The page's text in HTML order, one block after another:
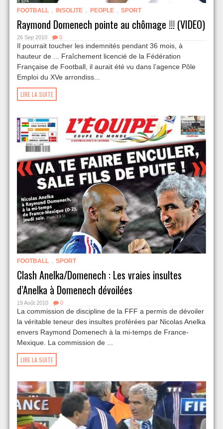
FOOTBALL , INSOLITE , PEOPLE , SPORT
Raymond Domenech pointe au chômage !!! (VIDEO)
26 Sep 2010 0
Il pourrait toucher les indemnités pendant 36 mois, à
hauteur de ... Fraîchement licencié de la Fédération
Française de Football, il aurait été vu dans l’agence Pôle
Emploi du XVe arrondiss...
LIRE LA SUITE
FOOTBALL , SPORT
Clash Anelka/Domenech : Les vraies insultes
d’Anelka à Domenech dévoilées
19 Août 2010 0
La commission de discipline de la FFF a permis de dévoiler
la véritable teneur des insultes proférées par Nicolas Anelka
envers Raymond Domenech à la mi-temps de France-
Mexique. La commission de ...
LIRE LA SUITE